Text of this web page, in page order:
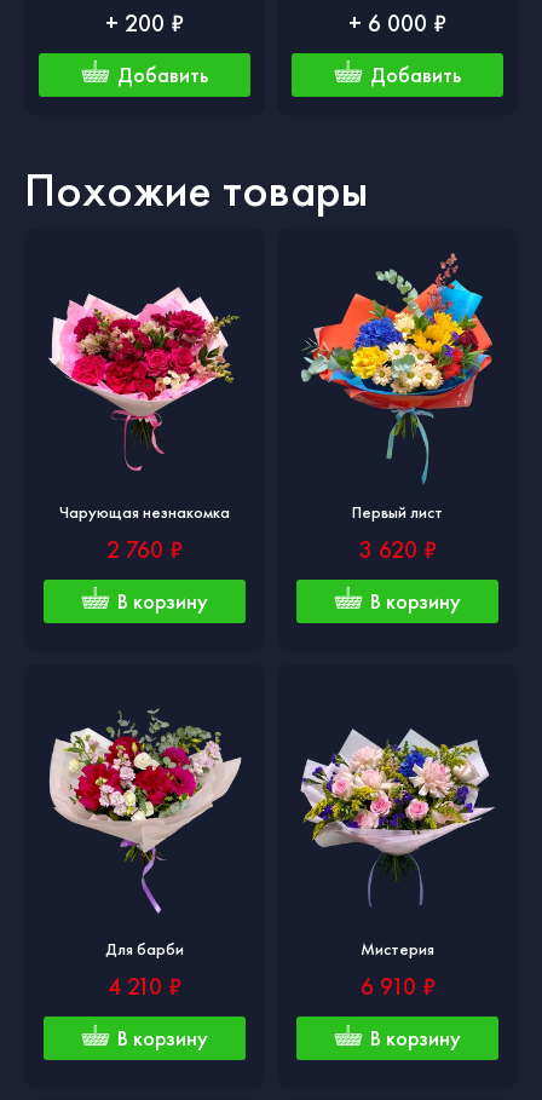
+ 200 ₽
Добавить
+ 6 000 ₽
Добавить
Похожие товары
Чарующая незнакомка
2 760 ₽
В корзину
Первый лист
3 620 ₽
В корзину
Для барби
4 210 ₽
В корзину
Мистерия
6 910 ₽
В корзину